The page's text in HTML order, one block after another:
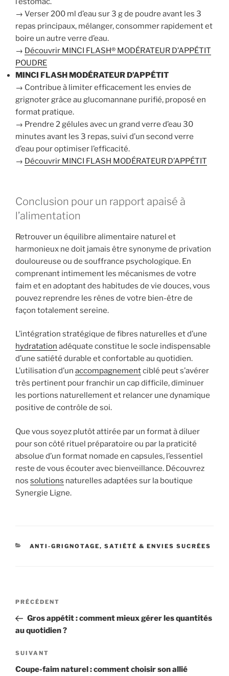
→ Verser 200 ml d’eau sur 3 g de poudre avant les 3
repas principaux, mélanger, consommer rapidement et
boire un autre verre d’eau.
→ Découvrir MINCI FLASH® MODÉRATEUR D’APPÉTIT
POUDRE
MINCI FLASH MODÉRATEUR D’APPÉTIT
→ Contribue à limiter efficacement les envies de
grignoter grâce au glucomannane purifié, proposé en
format pratique.
→ Prendre 2 gélules avec un grand verre d’eau 30
minutes avant les 3 repas, suivi d’un second verre
d’eau pour optimiser l’efficacité.
→ Découvrir MINCI FLASH MODÉRATEUR D’APPÉTIT
Conclusion pour un rapport apaisé à
l’alimentation
Retrouver un équilibre alimentaire naturel et
harmonieux ne doit jamais être synonyme de privation
douloureuse ou de souffrance psychologique. En
comprenant intimement les mécanismes de votre
faim et en adoptant des habitudes de vie douces, vous
pouvez reprendre les rênes de votre bien-être de
façon totalement sereine.
L’intégration stratégique de fibres naturelles et d’une
hydratation adéquate constitue le socle indispensable
d’une satiété durable et confortable au quotidien.
L’utilisation d’un accompagnementciblé peut s’avérer
très pertinent pour franchir un cap difficile, diminuer
les portions naturellement et relancer une dynamique
positive de contrôle de soi.
Que vous soyez plutôt attirée par un format à diluer
pour son côté rituel préparatoire ou par la praticité
absolue d’un format nomade en capsules, l’essentiel
reste de vous écouter avec bienveillance. Découvrez
nos solutions naturelles adaptées sur la boutique
Synergie Ligne.
CATÉGORIES
ANTI-GRIGNOTAGE, SATIÉTÉ & ENVIES SUCRÉES
Navigation
l’article
Article
précédent
PRÉCÉDENT
Gros appétit : comment mieux gérer les quantités
au quotidien ?
Article
suivant
SUIVANT
Coupe-faim naturel : comment choisir son allié